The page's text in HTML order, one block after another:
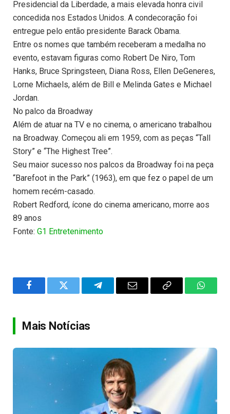
Presidencial da Liberdade, a mais elevada honra civil
concedida nos Estados Unidos. A condecoração foi
entregue pelo então presidente Barack Obama.
Entre os nomes que também receberam a medalha no
evento, estavam figuras como Robert De Niro, Tom
Hanks, Bruce Springsteen, Diana Ross, Ellen DeGeneres,
Lorne Michaels, além de Bill e Melinda Gates e Michael
Jordan.
No palco da Broadway
Além de atuar na TV e no cinema, o americano trabalhou
na Broadway. Começou ali em 1959, com as peças “Tall
Story” e “The Highest Tree”.
Seu maior sucesso nos palcos da Broadway foi na peça
“Barefoot in the Park” (1963), em que fez o papel de um
homem recém-casado.
Robert Redford, ícone do cinema americano, morre aos
89 anos
Fonte: G1 Entretenimento
FacebookTwitter TelegramEmail
Copy
Mais Notícias